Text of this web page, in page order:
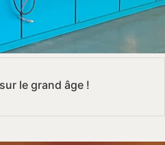
le grand âge !